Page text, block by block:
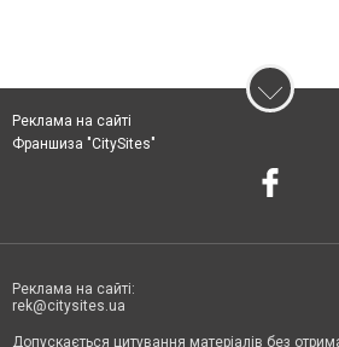
Реклама на сайті
Франшиза "CitySites"
Реклама на сайті:
rek@citysites.ua
Допускається цитування матеріалів без